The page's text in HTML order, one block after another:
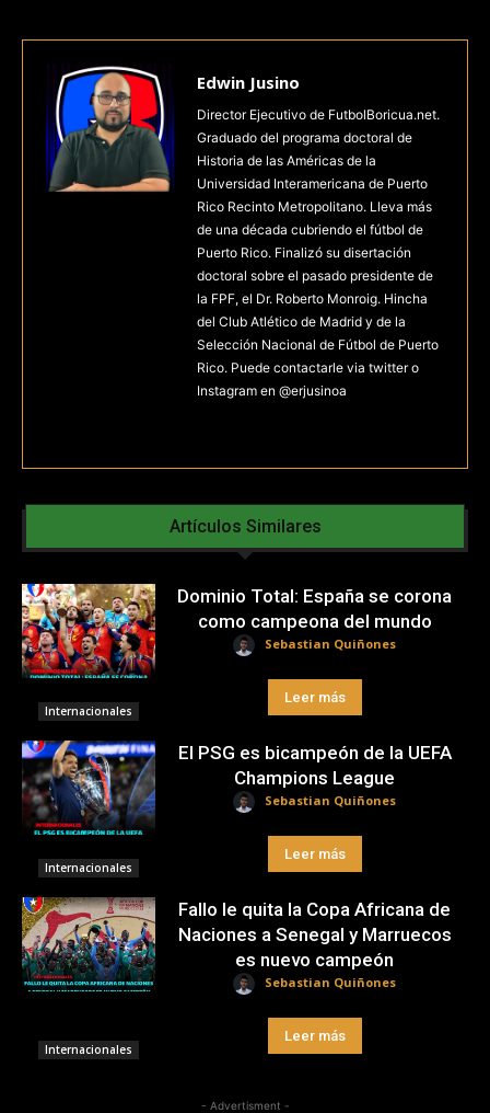
Edwin Jusino
Director Ejecutivo de FutbolBoricua.net.
Graduado del programa doctoral de
Historia de las Américas de la
Universidad Interamericana de Puerto
Rico Recinto Metropolitano. Lleva más
de una década cubriendo el fútbol de
Puerto Rico. Finalizó su disertación
doctoral sobre el pasado presidente de
la FPF, el Dr. Roberto Monroig. Hincha
del Club Atlético de Madrid y de la
Selección Nacional de Fútbol de Puerto
Rico. Puede contactarle via twitter o
Instagram en @erjusinoa
Artículos Similares
Internacionales
Dominio Total: España se corona
como campeona del mundo
Sebastian Quiñones
Leer más
Internacionales
El PSG es bicampeón de la UEFA
Champions League
Sebastian Quiñones
Leer más
Internacionales
Fallo le quita la Copa Africana de
Naciones a Senegal y Marruecos
es nuevo campeón
Sebastian Quiñones
Leer más
- Advertisment -